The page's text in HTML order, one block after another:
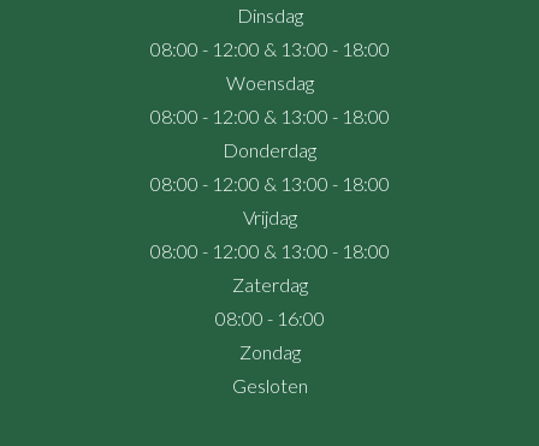
Dinsdag
08:00 - 12:00 & 13:00 - 18:00
Woensdag
08:00 - 12:00 & 13:00 - 18:00
Donderdag
08:00 - 12:00 & 13:00 - 18:00
Vrijdag
08:00 - 12:00 & 13:00 - 18:00
Zaterdag
08:00 - 16:00
Zondag
Gesloten